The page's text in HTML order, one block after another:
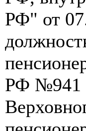
РФ" от
РФ №941